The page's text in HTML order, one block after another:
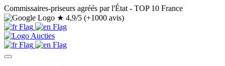
Commissaires-priseurs agréés par l'État - TOP 10 France
★ 4,9/5 (+1000 avis)